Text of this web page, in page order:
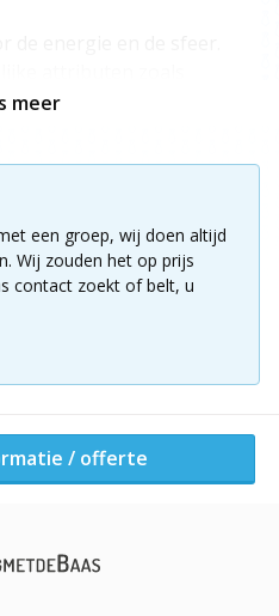
Het winnende team
en Oud & Nieuw
Bells tot Happy New
de meeste kerstballen?
een verrassingsronde
lekkernijen en
gekleed.
dit geen standaard borrel
met structuur, spanning en
meer
een groep, wij doen altijd
Wij zouden het op prijs
contact zoekt of belt, u
/ offerte